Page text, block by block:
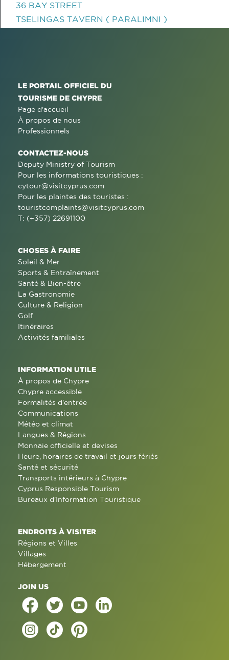
36 BAY STREET
TSELINGAS TAVERN ( PARALIMNI )
LE PORTAIL OFFICIEL DU
TOURISME DE CHYPRE
Page d'accueil
À propos de nous
Professionnels
CONTACTEZ-NOUS
Deputy Ministry of Tourism
Pour les informations touristiques :
cytour@visitcyprus.com
Pour les plaintes des touristes :
touristcomplaints@visitcyprus.com
T: (+357) 22691100
CHOSES À FAIRE
Soleil & Mer
Sports & Entraînement
Santé & Bien-être
La Gastronomie
Culture & Religion
Golf
Itinéraires
Activités familiales
INFORMATION UTILE
À propos de Chypre
Chypre accessible
Formalités d'entrée
Communications
Météo et climat
Langues & Régions
Monnaie officielle et devises
Heure, horaires de travail et jours fériés
Santé et sécurité
Transports intérieurs à Chypre
Cyprus Responsible Tourism
Bureaux d'Information Touristique
ENDROITS À VISITER
Régions et Villes
Villages
Hébergement
JOIN US